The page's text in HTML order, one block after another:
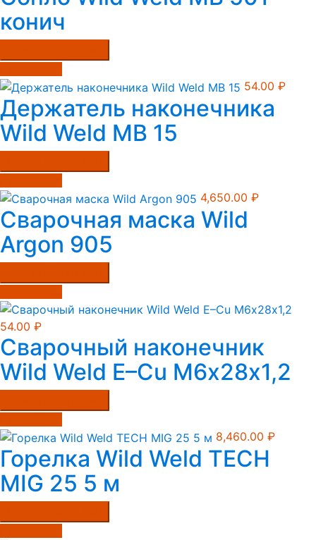
конич
54.00 ₽
Держатель наконечника
Wild Weld MB 15
4,650.00 ₽
Сварочная маска Wild
Argon 905
54.00 ₽
Сварочный наконечник
Wild Weld E–Cu М6х28х1,2
8,460.00 ₽
Горелка Wild Weld TECH
MIG 25 5 м